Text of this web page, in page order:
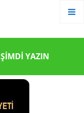
ŞIMDI YAZIN